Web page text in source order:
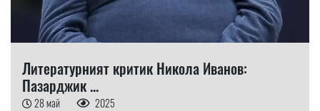
Литературният критик Никола Иванов:
Пазарджик ...
28 май 2025